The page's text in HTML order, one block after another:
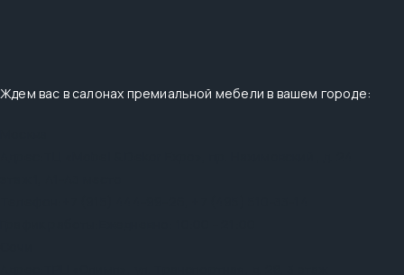
Ждем вас в салонах премиальной мебели в вашем городе: